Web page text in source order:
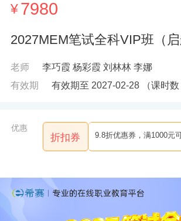
¥7980
2027MEM笔试全科VIP班（启
老师 李巧霞 杨彩霞 刘林林 李娜
有效期
有效期至 2027-02-28（课时数
优惠
折扣券 9.8折优惠券，满1000元